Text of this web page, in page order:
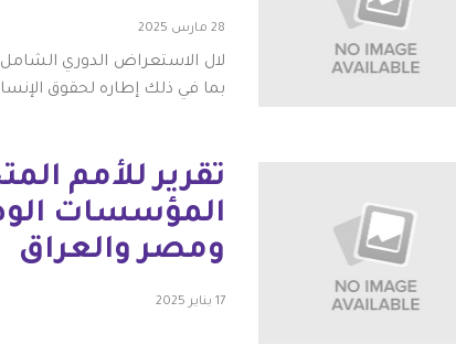
28 مارس 2025
بما في ذلك إطاره لحقوق
تقرير للأمم
المؤسسات
ومصر والعراق
17 يناير 2025